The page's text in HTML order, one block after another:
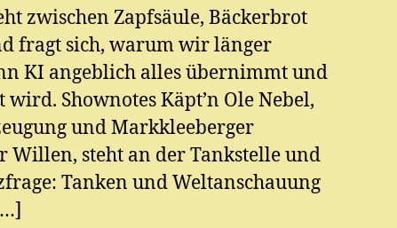
zwischen Zapfsäule, Bäckerbrot
fragt sich, warum wir länger
KI angeblich alles übernimmt und
Shownotes Käpt’n Ole Nebel,
und Markkleeberger
Willen, steht an der Tankstelle und
Tanken und Weltanschauung